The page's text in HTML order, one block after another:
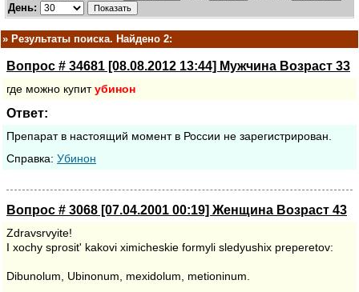
День:
» Результаты поиска. Найдено 2:
Вопрос # 34681 [08.08.2012 13:44] Мужчина Возраст 33
где можно купитубинон
Ответ:
Препарат в настоящий момент в России не зарегистрирован.
Cправка: Убинон
Вопрос # 3068 [07.04.2001 00:19] Женщина Возраст 43
Zdravsrvyite!
I xochy sprosit' kakovi ximicheskie formyli sledyushix preperetov:
Dibunolum, Ubinonum, mexidolum, metioninum.